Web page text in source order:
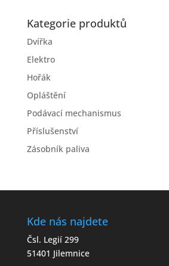
Kategorie produktů
Dvířka
Elektro
Hořák
Opláštění
Podávací mechanismus
Příslušenství
Zásobník paliva
Kde nás najdete
Čsl. Legií 299
51401 Jilemnice